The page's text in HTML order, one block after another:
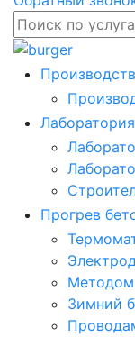
Лаборатория
Прогрев
Методом
Зимний